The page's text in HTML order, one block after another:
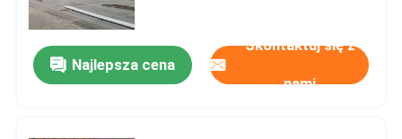
Budynki biurowe ze stali
Wyrobek stalowy konstrukcyjny
Najlepsza cena
Skontaktuj się z
nami